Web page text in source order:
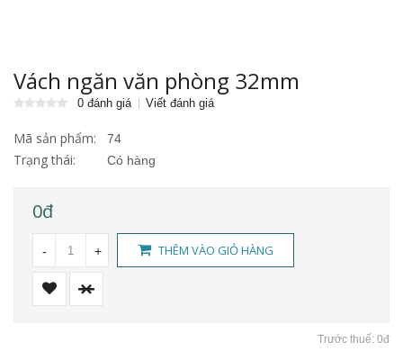
Vách ngăn văn phòng 32mm
0 đánh giá Viết đánh giá
Mã sản phẩm: 74
Trạng thái: Có hàng
0đ
- + THÊM VÀO GIỎ HÀNG
Trước thuế: 0đ